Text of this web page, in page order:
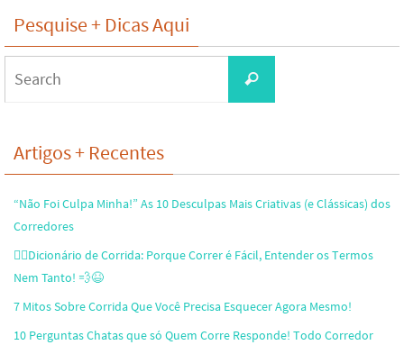
Pesquise + Dicas Aqui
Search
Artigos + Recentes
“Não Foi Culpa Minha!” As 10 Desculpas Mais Criativas (e Clássicas) dos
Corredores
🏃‍♂️Dicionário de Corrida: Porque Correr é Fácil, Entender os Termos
Nem Tanto! 💨😆
7 Mitos Sobre Corrida Que Você Precisa Esquecer Agora Mesmo!
10 Perguntas Chatas que só Quem Corre Responde! Todo Corredor